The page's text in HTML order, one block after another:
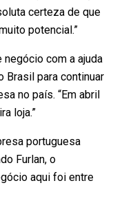
certeza de que
potencial.”
negócio com a ajuda
Brasil para continuar
no país. “Em abril
loja.”
portuguesa
Furlan, o
aqui foi entre